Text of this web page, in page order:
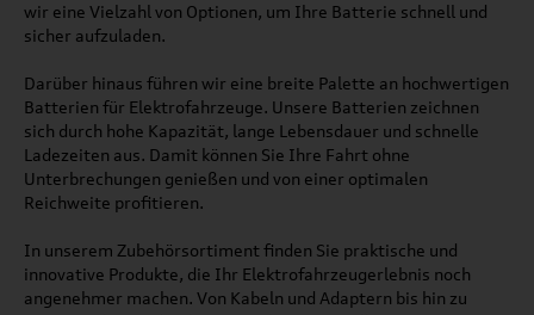
wir eine Vielzahl von Optionen, um Ihre Batterie schnell und
sicher aufzuladen.
Darüber hinaus führen wir eine breite Palette an hochwertigen
Batterien für Elektrofahrzeuge. Unsere Batterien zeichnen
sich durch hohe Kapazität, lange Lebensdauer und schnelle
Ladezeiten aus. Damit können Sie Ihre Fahrt ohne
Unterbrechungen genießen und von einer optimalen
Reichweite profitieren.
In unserem Zubehörsortiment finden Sie praktische und
innovative Produkte, die Ihr Elektrofahrzeugerlebnis noch
angenehmer machen. Von Kabeln und Adaptern bis hin zu